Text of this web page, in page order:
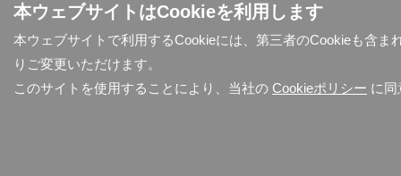
本ウェブサイトはCookieを利用します
本ウェブサイトで利用するCookieには、第三者のCookieも含
りご変更いただけます。
このサイトを使用することにより、当社の Cookieポリシー に